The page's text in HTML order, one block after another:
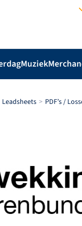
Muziek
Leadsheets PDF’s /